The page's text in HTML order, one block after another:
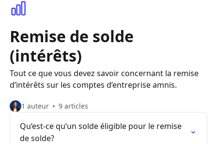
Remise de solde
(intérêts)
Tout ce que vous devez savoir concernant la remise
d’intérêts sur les comptes d’entreprise amnis.
1 auteur 9 articles
Qu’est-ce qu’un solde éligible pour le remise
de solde?